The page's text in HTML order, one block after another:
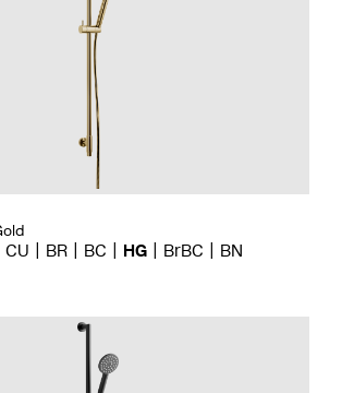
CU BR BC HG BrBC BN